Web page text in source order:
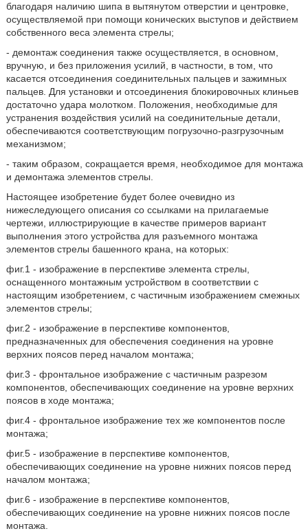
благодаря наличию шипа в вытянутом отверстии и центровке,
осуществляемой при помощи конических выступов и действием
собственного веса элемента стрелы;
- демонтаж соединения также осуществляется, в основном,
вручную, и без приложения усилий, в частности, в том, что
касается отсоединения соединительных пальцев и зажимных
пальцев. Для установки и отсоединения блокировочных клиньев
достаточно удара молотком. Положения, необходимые для
устранения воздействия усилий на соединительные детали,
обеспечиваются соответствующим погрузочно-разгрузочным
механизмом;
- таким образом, сокращается время, необходимое для монтажа
и демонтажа элементов стрелы.
Настоящее изобретение будет более очевидно из
нижеследующего описания со ссылками на прилагаемые
чертежи, иллюстрирующие в качестве примеров вариант
выполнения этого устройства для разъемного монтажа
элементов стрелы башенного крана, на которых:
фиг.1 - изображение в перспективе элемента стрелы,
оснащенного монтажным устройством в соответствии с
настоящим изобретением, с частичным изображением смежных
элементов стрелы;
фиг.2 - изображение в перспективе компонентов,
предназначенных для обеспечения соединения на уровне
верхних поясов перед началом монтажа;
фиг.3 - фронтальное изображение с частичным разрезом
компонентов, обеспечивающих соединение на уровне верхних
поясов в ходе монтажа;
фиг.4 - фронтальное изображение тех же компонентов после
монтажа;
фиг.5 - изображение в перспективе компонентов,
обеспечивающих соединение на уровне нижних поясов перед
началом монтажа;
фиг.6 - изображение в перспективе компонентов,
обеспечивающих соединение на уровне нижних поясов после
монтажа.